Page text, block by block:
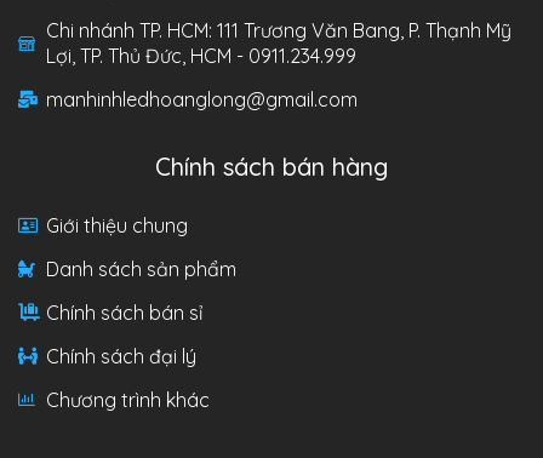
Chi nhánh TP. HCM: 111 Trương Văn Bang, P. Thạnh Mỹ
Lợi, TP. Thủ Đức, HCM - 0911.234.999
manhinhledhoanglong@gmail.com
Chính sách bán hàng
Giới thiệu chung
Danh sách sản phẩm
Chính sách bán sỉ
Chính sách đại lý
Chương trình khác